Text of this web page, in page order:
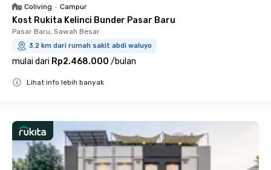
Coliving • Campur
Kost Rukita Kelinci Bunder Pasar Baru
Pasar Baru, Sawah Besar
3.2 km dari rumah sakit abdi waluyo
mulai dari Rp2.468.000 /bulan
Lihat info lebih banyak